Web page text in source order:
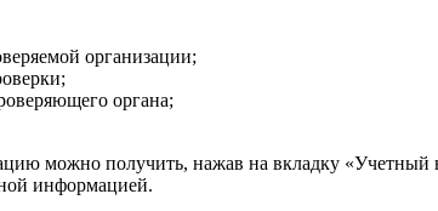
организации;
органа;
можно получить, нажав на вкладку
информацией.